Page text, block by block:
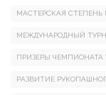
МАСТЕРСКАЯ
МЕЖДУНАРОДНЫЙ
ПРИЗЕРЫ
РАЗВИТИЕ